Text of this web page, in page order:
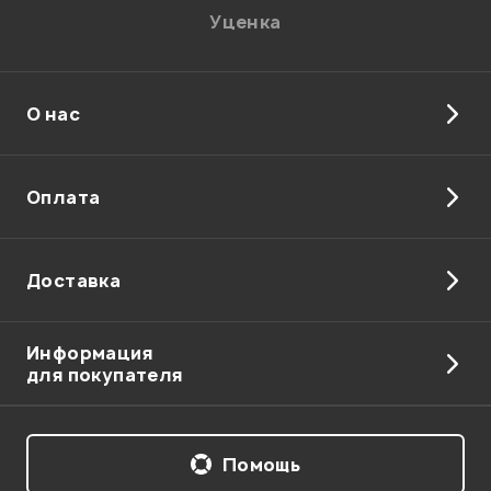
Я даюсогласиена обработку персональных данных в
персональных данных.
Уценка
О нас
Оплата
Доставка
Информация
для покупателя
Помощь